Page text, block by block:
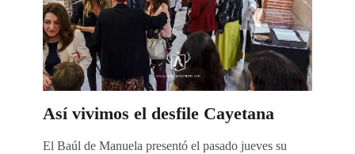
Así vivimos el desfile Cayetana
El Baúl de Manuela presentó el pasado jueves su